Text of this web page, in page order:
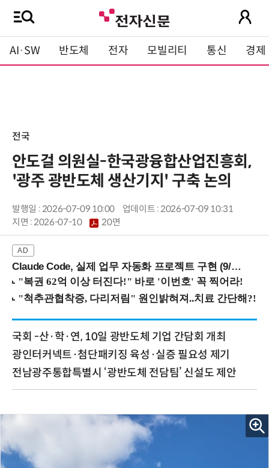
AI·SW 반도체 전자 모빌리티 통신 경제
전국
안도걸 의원실-한국광융합산업진흥회,
'광주 광반도체 생산기지' 구축 논의
발행일 : 2026-07-09 10:00
업데이트 : 2026-07-09 10:31
지면 :2026-07-10 20면
Claude Code, 실제 업무 자동화 프로젝트 구현 (9/16 ~17 강남역)
국회 -산·학·연, 10일 광반도체 기업 간담회 개최
광인터커넥트·첨단패키징 육성·실증 필요성 제기
전남광주통합특별시 ‘광반도체 전담팀’ 신설도 제안